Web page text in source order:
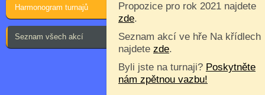
Harmonogram turnajů
Seznam všech akcí
Propozice pro rok 2021 najdete
zde.
Seznam akcí ve hře Na křídlech
najdete zde.
Byli jste na turnaji? Poskytněte
nám zpětnou vazbu!